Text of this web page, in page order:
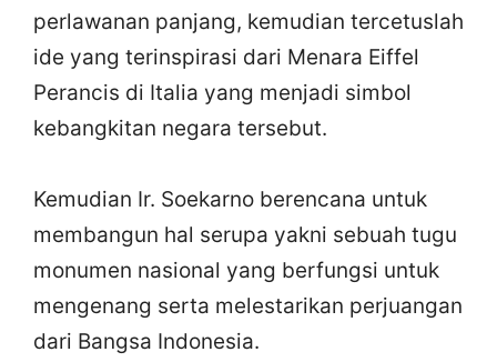
perlawanan panjang, kemudian tercetuslah
ide yang terinspirasi dari Menara Eiffel
Perancis di Italia yang menjadi simbol
kebangkitan negara tersebut.
Kemudian Ir. Soekarno berencana untuk
membangun hal serupa yakni sebuah tugu
monumen nasional yang berfungsi untuk
mengenang serta melestarikan perjuangan
dari Bangsa Indonesia.